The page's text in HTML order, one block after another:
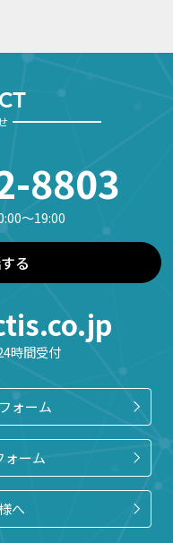
8803
〜19:00
る
時間受付
ォーム
ォーム
へ